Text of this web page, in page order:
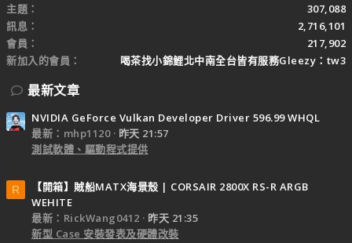
主題
307,088
訊息
2,716,101
會員
217,902
新加入的會員
喝茶找小錦鯉北中南全台皆有服務Gleezy：tw3
最新文章
NVIDIA GeForce Vulkan Developer Driver 596.99 WHQL
最新：mhp1120
昨天 21:57
測試軟體、驅動程式提供
R
【開箱】賊船MATX海景殼 | CORSAIR 2800X RS-R ARGB
WEHITE
最新：RickWang0412
昨天 21:35
新型 Case 安裝發表及硬體改裝